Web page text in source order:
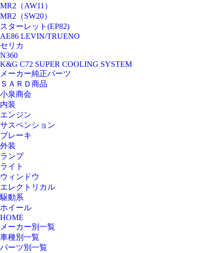
MR2（AW11）
MR2（SW20）
スターレット(EP82)
AE86 LEVIN/TRUENO
セリカ
N360
K&G C72 SUPER COOLING SYSTEM
メーカー純正パーツ
ＳＡＲＤ商品
小泉商会
内装
エンジン
サスペンション
ブレーキ
外装
ランプ
ライト
ウィンドウ
エレクトリカル
駆動系
ホイール
HOME
メーカー別一覧
車種別一覧
パーツ別一覧